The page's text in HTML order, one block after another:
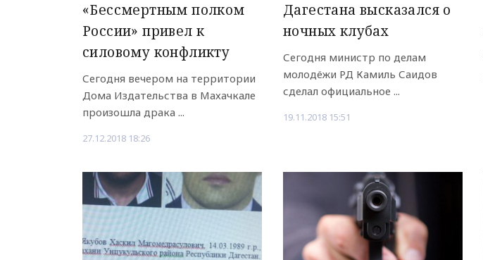
«Бессмертным полком
России» привел к
силовому конфликту
Сегодня вечером на территории
Дома Издательства в Махачкале
произошла драка ...
27.12.2018 18:26
Дагестана высказался о
ночных клубах
Сегодня министр по делам
молодёжи РД Камиль Саидов
сделал официальное ...
19.11.2018 15:51